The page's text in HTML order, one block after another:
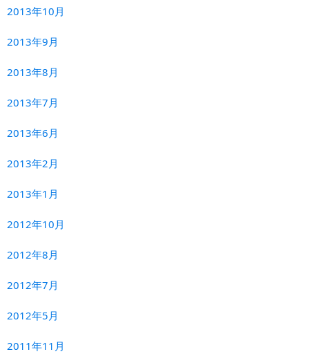
2013年10月
2013年9月
2013年8月
2013年7月
2013年6月
2013年2月
2013年1月
2012年10月
2012年8月
2012年7月
2012年5月
2011年11月